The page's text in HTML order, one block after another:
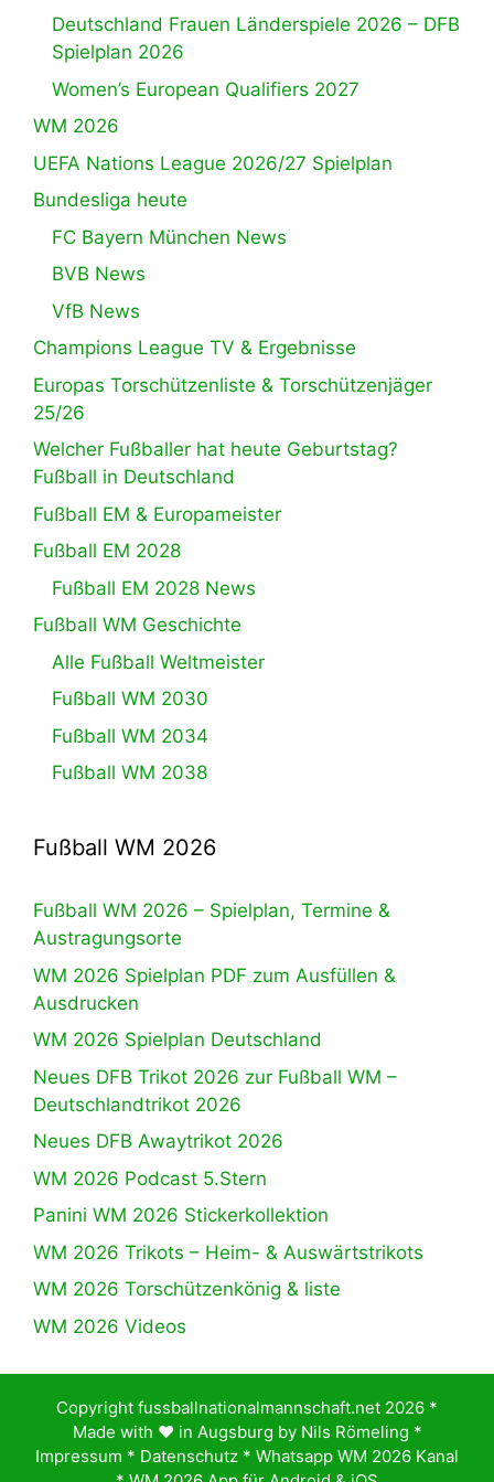
Deutschland Frauen Länderspiele 2026 – DFB
Spielplan 2026
Women’s European Qualifiers 2027
WM 2026
UEFA Nations League 2026/27 Spielplan
Bundesliga heute
FC Bayern München News
BVB News
VfB News
Champions League TV & Ergebnisse
Europas Torschützenliste & Torschützenjäger
25/26
Welcher Fußballer hat heute Geburtstag?
Fußball in Deutschland
Fußball EM & Europameister
Fußball EM 2028
Fußball EM 2028 News
Fußball WM Geschichte
Alle Fußball Weltmeister
Fußball WM 2030
Fußball WM 2034
Fußball WM 2038
Fußball WM 2026
Fußball WM 2026 – Spielplan, Termine &
Austragungsorte
WM 2026 Spielplan PDF zum Ausfüllen &
Ausdrucken
WM 2026 Spielplan Deutschland
Neues DFB Trikot 2026 zur Fußball WM –
Deutschlandtrikot 2026
Neues DFB Awaytrikot 2026
WM 2026 Podcast 5.Stern
Panini WM 2026 Stickerkollektion
WM 2026 Trikots – Heim- & Auswärtstrikots
WM 2026 Torschützenkönig & liste
WM 2026 Videos
Copyright fussballnationalmannschaft.net 2026 *
Made with ♥️ in Augsburg by Nils Römeling *
Impressum * Datenschutz * Whatsapp WM 2026 Kanal